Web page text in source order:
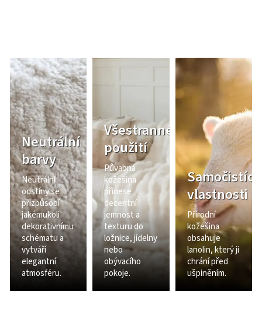
Neutrální
barvy
Neutrální
odstíny se
přizpůsobí
jakémukoli
dekorativnímu
schématu a
vytváří
elegantní
atmosféru.
Všestranné
použití
Půvabná
kožešina
přinese
decentní
jemnost a
texturu do
ložnice, jídelny
nebo
obývacího
pokoje.
Samočistící
vlastnosti
Přírodní
kožešina
obsahuje
lanolin, který ji
chrání před
ušpiněním.